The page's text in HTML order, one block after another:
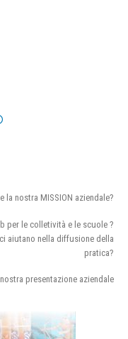
nostra MISSION aziendale?
per le colletività e le scuole ?
aiutano nella diffusione della
pratica?
presentazione aziendale